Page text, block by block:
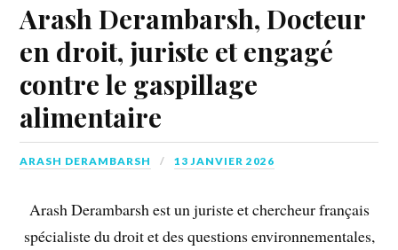
Arash Derambarsh, Docteur
en droit, juriste et engagé
contre le gaspillage
alimentaire
ARASH DERAMBARSH 13 JANVIER 2026
Arash Derambarsh est un juriste et chercheur français
spécialiste du droit et des questions environnementales,